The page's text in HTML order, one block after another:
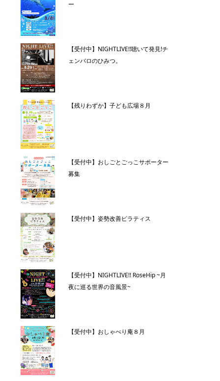
ー
【受付中】NIGHTLIVE!!聴いて発見!チ
ェンバロのひみつ。
【残りわずか】子ども広場８月
【受付中】おしごとごっこサポーター
募集
【受付中】姿勢改善ピラティス
【受付中】NIGHTLIVE!! RoseHip ~月
夜に巡る世界の音風景~
【受付中】おしゃべり庵８月